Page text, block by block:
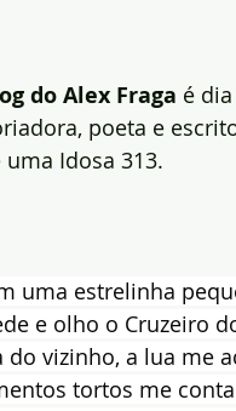
do Alex Fraga é
poeta e
Idosa 313.
uma estrelinha
e olho o Cruzeiro
do vizinho, a lua me
tortos me